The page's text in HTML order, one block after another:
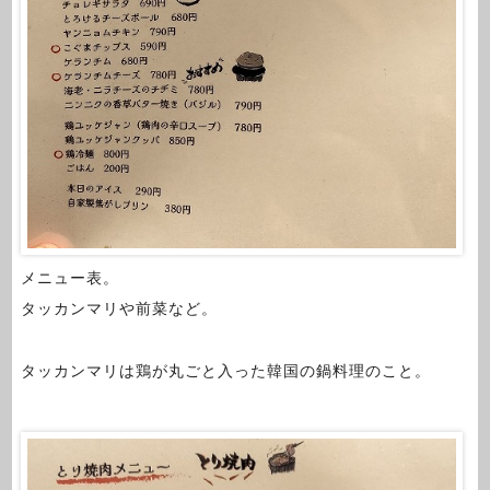
メニュー表。
タッカンマリや前菜など。
タッカンマリは鶏が丸ごと入った韓国の鍋料理のこと。